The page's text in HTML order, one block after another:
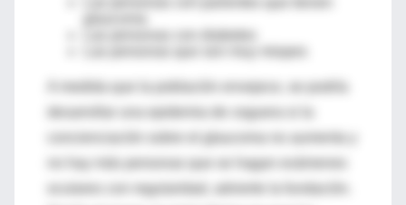
Las personas que son muy miopes
desarrollar una epidemia de ceguera si la
no hay más personas que se hagan exámenes
oculares con regularidad, advierte la fundación.